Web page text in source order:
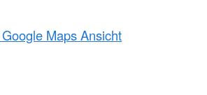
Maps Ansicht